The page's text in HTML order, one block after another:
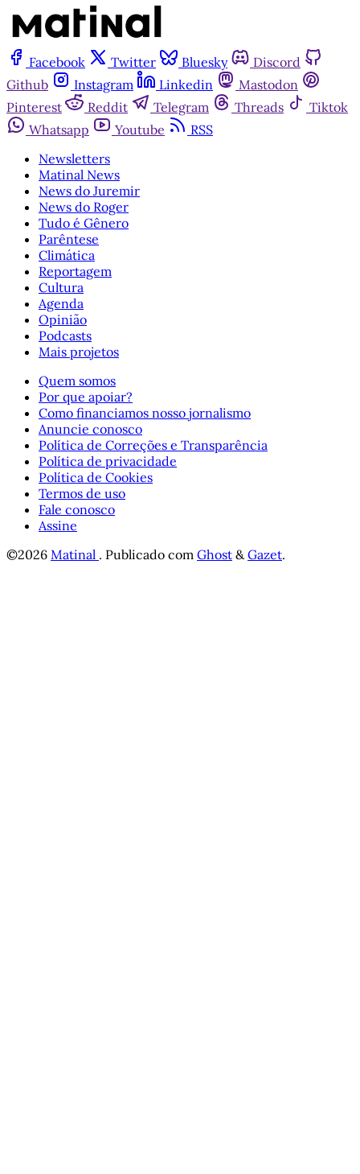
Facebook Twitter Bluesky
Discord
Github
Instagram Linkedin
Mastodon
Pinterest
Reddit Telegram Threads
Tiktok
Whatsapp
Youtube
RSS
Newsletters
Matinal News
News do Juremir
News do Roger
Tudo é Gênero
Parêntese
Climática
Reportagem
Cultura
Agenda
Opinião
Podcasts
Mais projetos
Quem somos
Por que apoiar?
Como financiamos nosso jornalismo
Anuncie conosco
Política de Correções e Transparência
Política de privacidade
Política de Cookies
Termos de uso
Fale conosco
Assine
©2026 Matinal . Publicado com Ghost & Gazet.